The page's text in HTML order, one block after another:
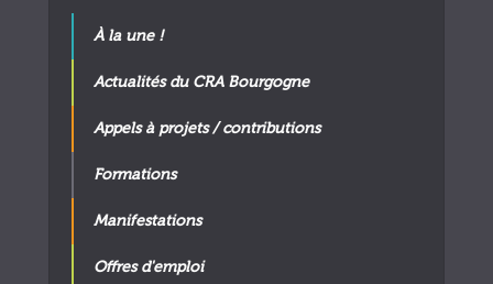
À la une !
Actualités du CRA Bourgogne
Appels à projets / contributions
Formations
Manifestations
Offres d'emploi